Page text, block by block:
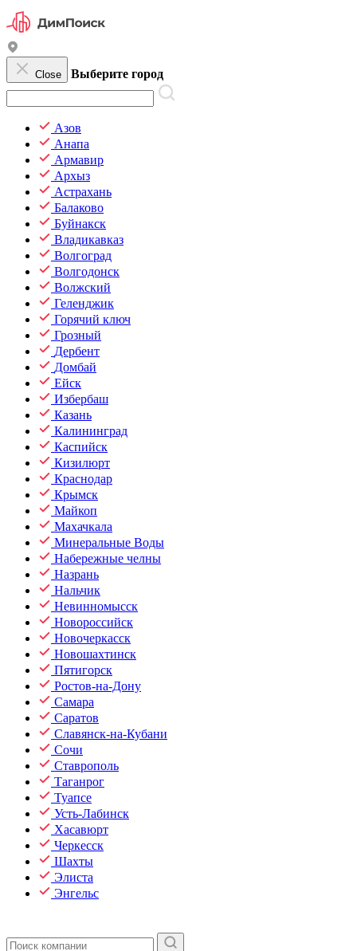
Close Выберите город
Азов
Анапа
Армавир
Архыз
Астрахань
Балаково
Буйнакск
Владикавказ
Волгоград
Волгодонск
Волжский
Геленджик
Горячий ключ
Грозный
Дербент
Домбай
Ейск
Избербаш
Казань
Калининград
Каспийск
Кизилюрт
Краснодар
Крымск
Майкоп
Махачкала
Минеральные Воды
Набережные челны
Назрань
Нальчик
Невинномысск
Новороссийск
Новочеркасск
Новошахтинск
Пятигорск
Ростов-на-Дону
Самара
Саратов
Славянск-на-Кубани
Сочи
Ставрополь
Таганрог
Туапсе
Усть-Лабинск
Хасавюрт
Черкесск
Шахты
Элиста
Энгельс